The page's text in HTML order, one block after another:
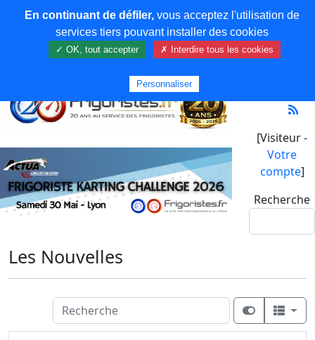
[Visiteur -
Votre
compte]
Recherche
Les Nouvelles
En continuant de défiler,vous acceptez l'utilisation de
services tiers pouvant installer des cookies
✓ OK, tout accepter ✗ Interdire tous les cookies
Personnaliser